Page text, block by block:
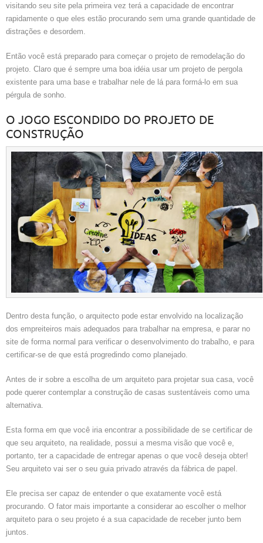
visitando seu site pela primeira vez terá a capacidade de encontrar
rapidamente o que eles estão procurando sem uma grande quantidade de
distrações e desordem.
Então você está preparado para começar o projeto de remodelação do
projeto. Claro que é sempre uma boa idéia usar um projeto de pergola
existente para uma base e trabalhar nele de lá para formá-lo em sua
pérgula de sonho.
O JOGO ESCONDIDO DO PROJETO DE
CONSTRUÇÃO
Dentro desta função, o arquitecto pode estar envolvido na localização
dos empreiteiros mais adequados para trabalhar na empresa, e parar no
site de forma normal para verificar o desenvolvimento do trabalho, e para
certificar-se de que está progredindo como planejado.
Antes de ir sobre a escolha de um arquiteto para projetar sua casa, você
pode querer contemplar a construção de casas sustentáveis ​​como uma
alternativa.
Esta forma em que você iria encontrar a possibilidade de se certificar de
que seu arquiteto, na realidade, possui a mesma visão que você e,
portanto, ter a capacidade de entregar apenas o que você deseja obter!
Seu arquiteto vai ser o seu guia privado através da fábrica de papel.
Ele precisa ser capaz de entender o que exatamente você está
procurando. O fator mais importante a considerar ao escolher o melhor
arquiteto para o seu projeto é a sua capacidade de receber junto bem
juntos.